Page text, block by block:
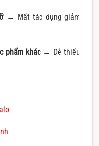
→ Mất tác dụng giảm
phẩm khác→ Dễ thiếu